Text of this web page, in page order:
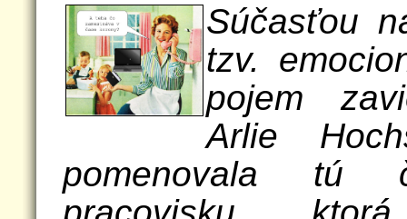
Súčasťou
tzv.
pojem
Arlie
pomenovala